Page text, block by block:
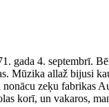
gada 4.
Mūzika allaž bijusi
zeķu fabrikas
korī, un vakaros,